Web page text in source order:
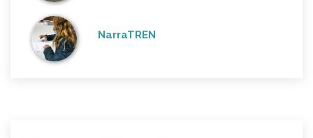
NarraTREN